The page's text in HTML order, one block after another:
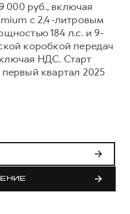
000 руб., включая
с 2,4-литровым
184 л.с. и 9-
коробкой передач
НДС. Старт
квартал 2025